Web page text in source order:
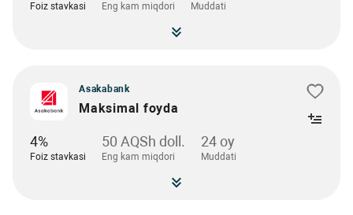
Foiz stavkasi Eng kam miqdori Muddati
Asakabank
Maksimal foyda
4%
Foiz stavkasi
50 AQSh doll.
Eng kam miqdori
24 oy
Muddati